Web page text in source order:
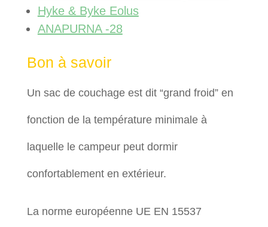
Hyke & Byke Eolus
ANAPURNA -28
Bon à savoir
Un sac de couchage est dit “grand froid” en
fonction de la température minimale à
laquelle le campeur peut dormir
confortablement en extérieur.
La norme européenne UE EN 15537